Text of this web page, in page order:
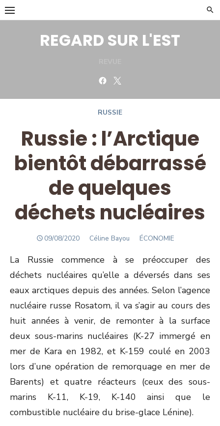
Skip
to
REGARD SUR L'EST
Facebook
RUSSIE
Russie : l’Arctique
bientôt débarrassé
de quelques
déchets nucléaires
POSTED
09/08/2020 Author
Céline Bayou ÉCONOMIE
La Russie commence à se préoccuper des
déchets nucléaires qu’elle a déversés dans ses
eaux arctiques depuis des années. Selon l’agence
nucléaire russe Rosatom, il va s’agir au cours des
huit années à venir, de remonter à la surface
deux sous-marins nucléaires (K-27 immergé en
mer de Kara en 1982, et K-159 coulé en 2003
lors d’une opération de remorquage en mer de
Barents) et quatre réacteurs (ceux des sous-
marins K-11, K-19, K-140 ainsi que le
combustible nucléaire du brise-glace Lénine).